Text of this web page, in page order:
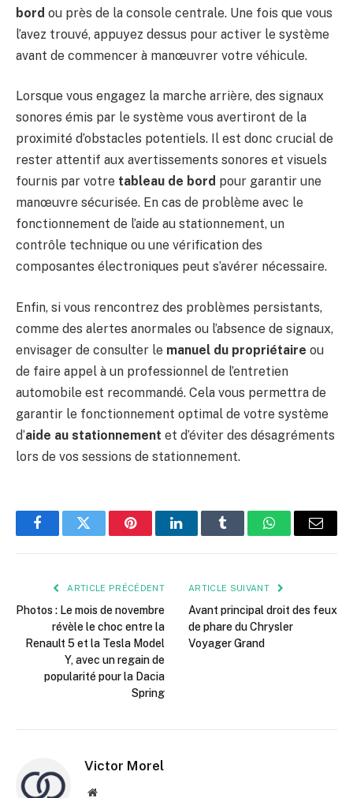
bord ou près de la console centrale. Une fois que vous
l’avez trouvé, appuyez dessus pour activer le système
avant de commencer à manœuvrer votre véhicule.
Lorsque vous engagez la marche arrière, des signaux
sonores émis par le système vous avertiront de la
proximité d’obstacles potentiels. Il est donc crucial de
rester attentif aux avertissements sonores et visuels
fournis par votre tableau de bord pour garantir une
manœuvre sécurisée. En cas de problème avec le
fonctionnement de l’aide au stationnement, un
contrôle technique ou une vérification des
composantes électroniques peut s’avérer nécessaire.
Enfin, si vous rencontrez des problèmes persistants,
comme des alertes anormales ou l’absence de signaux,
envisager de consulter le manuel du propriétaire ou
de faire appel à un professionnel de l’entretien
automobile est recommandé. Cela vous permettra de
garantir le fonctionnement optimal de votre système
d’aide au stationnement et d’éviter des désagréments
lors de vos sessions de stationnement.
FacebookTwitter PinterestLinkedInTumblr WhatsApp
E-
ARTICLE PRÉCÉDENT
Photos : Le mois de novembre
révèle le choc entre la
Renault 5 et la Tesla Model
Y, avec un regain de
popularité pour la Dacia
Spring
ARTICLE SUIVANT
Avant principal droit des feux
de phare du Chrysler
Voyager Grand
Victor Morel
Site